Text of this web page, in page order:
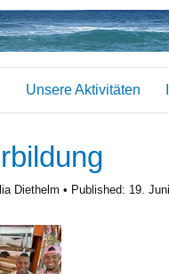
Unsere Aktivitäten
Diethelm Published: 19.